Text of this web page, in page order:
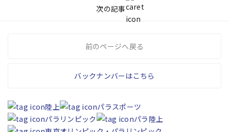
次の記事
前のページへ戻る
バックナンバーはこちら
陸上
パラスポーツ
パラリンピック
パラ陸上